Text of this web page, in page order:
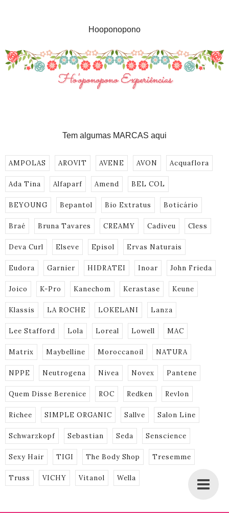
Hooponopono
Tem algumas MARCAS aqui
AMPOLAS AROVIT AVENE AVON Acquaflora
Ada Tina Alfaparf Amend BEL COL
BEYOUNG Bepantol Bio Extratus Boticário
Braé Bruna Tavares CREAMY Cadiveu Cless
Deva Curl Elseve Episol Ervas Naturais
Eudora Garnier HIDRATEI Inoar John Frieda
Joico K-Pro Kanechom Kerastase Keune
Klassis LA ROCHE LOKELANI Lanza
Lee Stafford Lola Loreal Lowell MAC
Matrix Maybelline Moroccanoil NATURA
NPPE Neutrogena Nivea Novex Pantene
Quem Disse Berenice ROC Redken Revlon
Richee SIMPLE ORGANIC Sallve Salon Line
Schwarzkopf Sebastian Seda Senscience
Sexy Hair TIGI The Body Shop Tresemme
Truss VICHY Vitanol Wella